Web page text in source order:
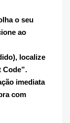
o seu
ao
localize
Code”.
imediata
com